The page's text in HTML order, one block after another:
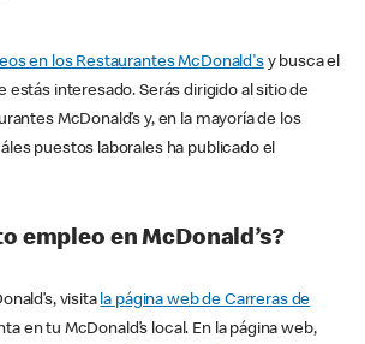
en los Restaurantes McDonald'sy busca el
estás interesado. Serás dirigido al sitio de
McDonald’s y, en la mayoría de los
puestos laborales ha publicado el
empleo en McDonald’s?
visita la página web de Carreras de
en tu McDonald’s local. En la página web,